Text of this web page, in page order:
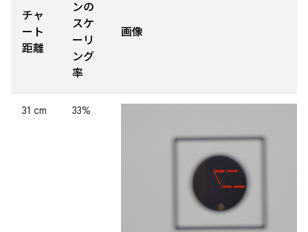
チャ
ート
距離
ンの
スケ
ーリ
ング
率
画像
31 cm 33%